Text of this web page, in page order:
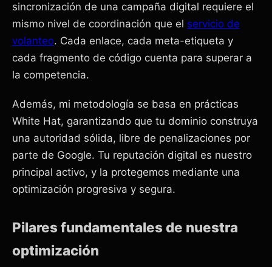
sincronización de una campaña digital requiere el
mismo nivel de coordinación que el servicio de
volanteo. Cada enlace, cada meta-etiqueta y
cada fragmento de código cuenta para superar a
la competencia.
Además, mi metodología se basa en prácticas
White Hat, garantizando que tu dominio construya
una autoridad sólida, libre de penalizaciones por
parte de Google. Tu reputación digital es nuestro
principal activo, y la protegemos mediante una
optimización progresiva y segura.
Pilares fundamentales de nuestra
optimización